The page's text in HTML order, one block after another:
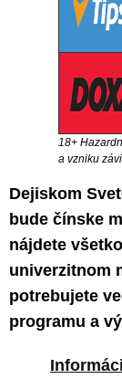
18+
a vzniku
Dejiskom
bude čínske
nájdete
univerzitnom
potrebujete
programu a